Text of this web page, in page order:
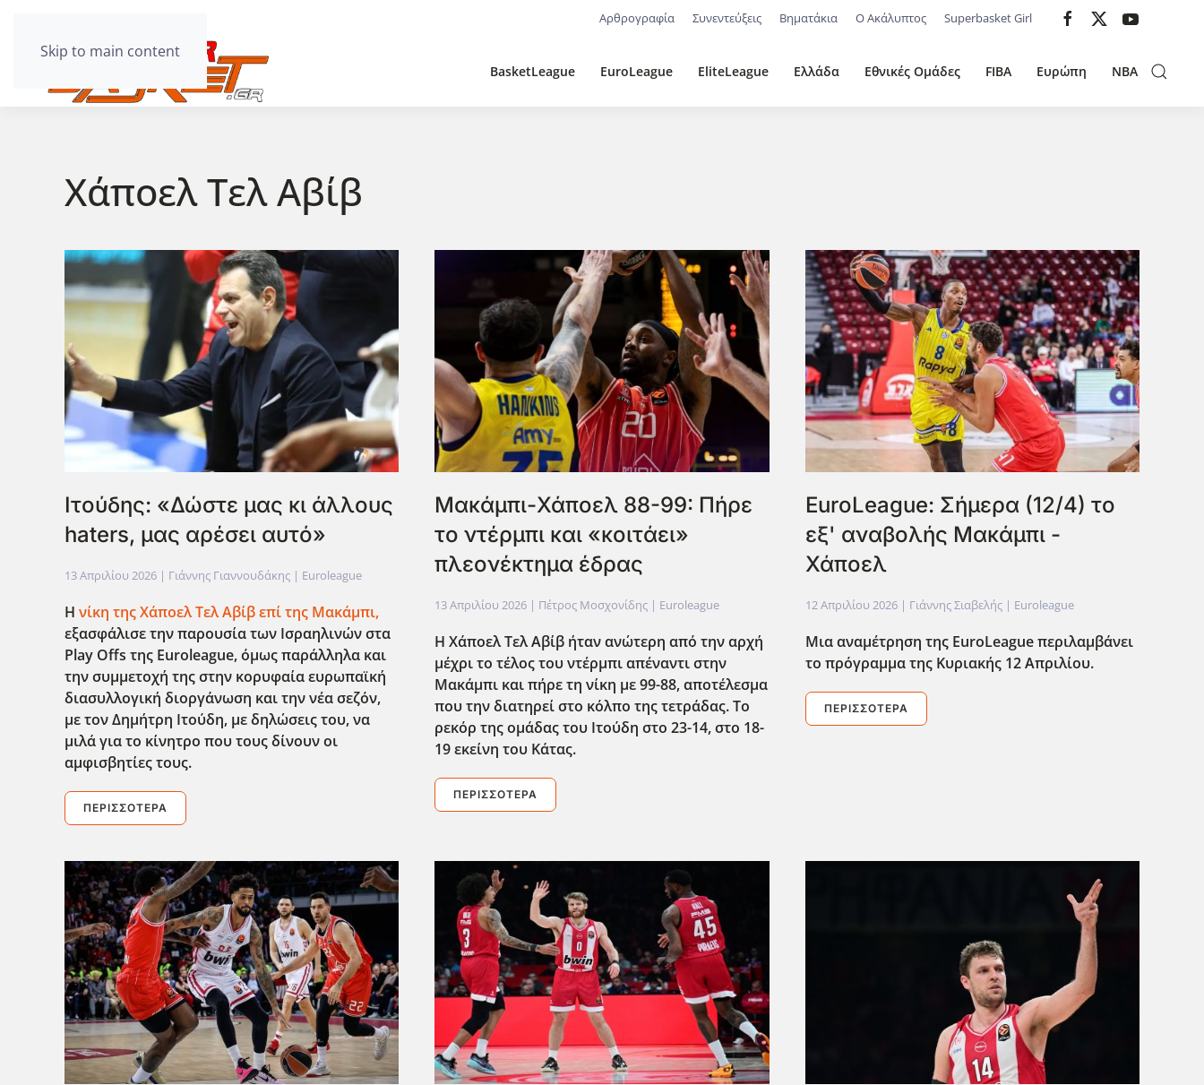
Skip to main content
Αρθρογραφία Συνεντεύξεις Βηματάκια Ο Ακάλυπτος Superbasket Girl
BasketLeague EuroLeague EliteLeague Ελλάδα Εθνικές Ομάδες FIBA Ευρώπη NBA
Χάποελ Τελ Αβίβ
Ιτούδης: «Δώστε μας κι άλλους
haters, μας αρέσει αυτό»
13 Απριλίου 2026 | Γιάννης Γιαννουδάκης | Euroleague
Η νίκη της Χάποελ Τελ Αβίβ επί της Μακάμπι,
εξασφάλισε την παρουσία των Ισραηλινών στα
Play Offs της Euroleague, όμως παράλληλα και
την συμμετοχή της στην κορυφαία ευρωπαϊκή
διασυλλογική διοργάνωση και την νέα σεζόν,
με τον Δημήτρη Ιτούδη, με δηλώσεις του, να
μιλά για το κίνητρο που τους δίνουν οι
αμφισβητίες τους.
ΠΕΡΙΣΣΌΤΕΡΑ
Μακάμπι-Χάποελ 88-99: Πήρε
το ντέρμπι και «κοιτάει»
πλεονέκτημα έδρας
13 Απριλίου 2026 | Πέτρος Μοσχονίδης | Euroleague
Η Χάποελ Τελ Αβίβ ήταν ανώτερη από την αρχή
μέχρι το τέλος του ντέρμπι απέναντι στην
Μακάμπι και πήρε τη νίκη με 99-88, αποτέλεσμα
που την διατηρεί στο κόλπο της τετράδας. Το
ρεκόρ της ομάδας του Ιτούδη στο 23-14, στο 18-
19 εκείνη του Κάτας.
ΠΕΡΙΣΣΌΤΕΡΑ
EuroLeague: Σήμερα (12/4) το
εξ' αναβολής Μακάμπι -
Χάποελ
12 Απριλίου 2026| Γιάννης Σιαβελής | Euroleague
Μια αναμέτρηση της EuroLeague περιλαμβάνει
το πρόγραμμα της Κυριακής 12 Απριλίου.
ΠΕΡΙΣΣΌΤΕΡΑ